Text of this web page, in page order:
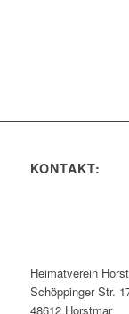
KONTAKT:
Heimatverein
Schöppinger Str.
48612 Horstmar